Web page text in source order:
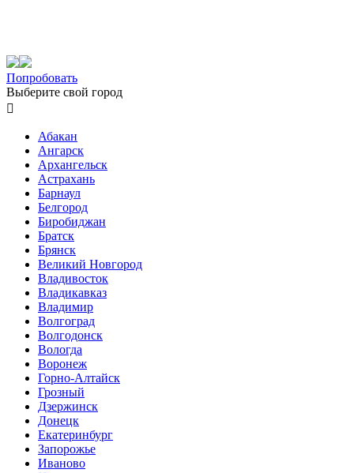
Попробовать
Выберите свой город

Абакан
Ангарск
Архангельск
Астрахань
Барнаул
Белгород
Биробиджан
Братск
Брянск
Великий Новгород
Владивосток
Владикавказ
Владимир
Волгоград
Волгодонск
Вологда
Воронеж
Горно-Алтайск
Грозный
Дзержинск
Донецк
Екатеринбург
Запорожье
Иваново